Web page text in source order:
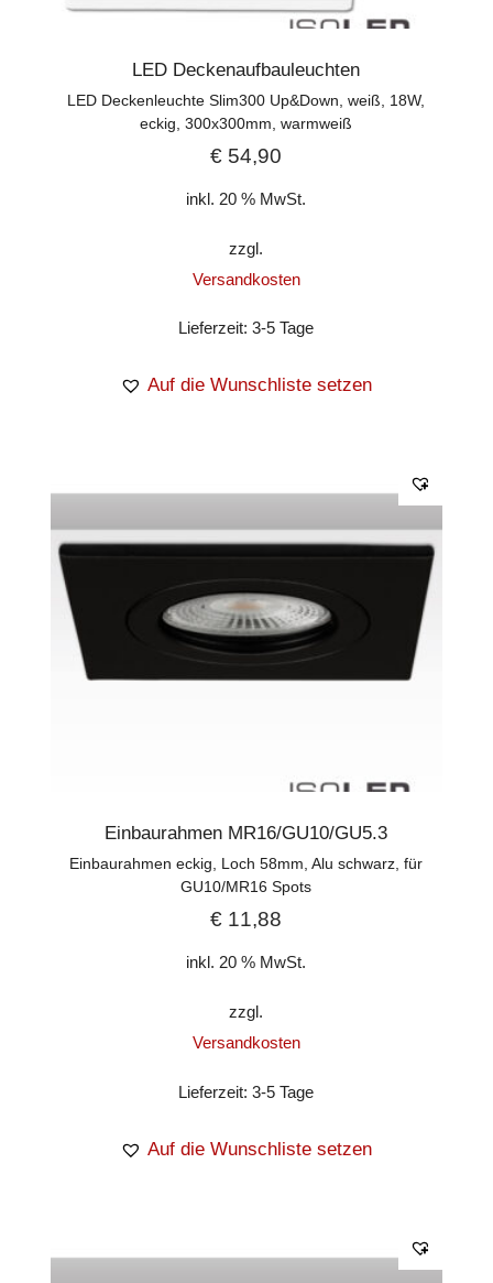
LED Deckenaufbauleuchten
LED Deckenleuchte Slim300 Up&Down, weiß, 18W,
eckig, 300x300mm, warmweiß
€ 54,90
inkl. 20 % MwSt.
zzgl.
Versandkosten
Lieferzeit:3-5 Tage
Auf die Wunschliste setzen
Einbaurahmen MR16/GU10/GU5.3
Einbaurahmen eckig, Loch 58mm, Alu schwarz, für
GU10/MR16 Spots
€ 11,88
inkl. 20 % MwSt.
zzgl.
Versandkosten
Lieferzeit:3-5 Tage
Auf die Wunschliste setzen